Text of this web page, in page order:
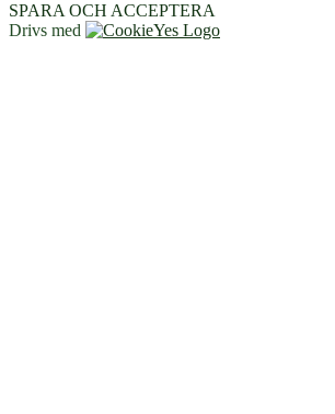
SPARA OCH ACCEPTERA
Drivs med